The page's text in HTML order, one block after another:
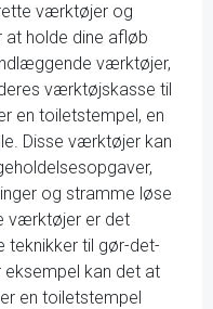
værktøjer og
at holde dine afløb
værktøjer,
værktøjskasse til
en toiletstempel, en
Disse værktøjer kan
og stramme løse
værktøjer er det
teknikker til gør-det-
kan det at
en toiletstempel